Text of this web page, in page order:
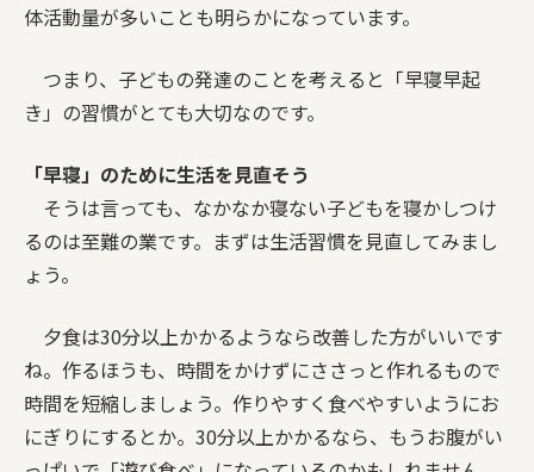
体活動量が多いことも明らかになっています。
つまり、子どもの発達のことを考えると「早寝早起
き」の習慣がとても大切なのです。
「早寝」のために生活を見直そう
そうは言っても、なかなか寝ない子どもを寝かしつけ
るのは至難の業です。まずは生活習慣を見直してみまし
ょう。
夕食は30分以上かかるようなら改善した方がいいです
ね。作るほうも、時間をかけずにささっと作れるもので
時間を短縮しましょう。作りやすく食べやすいようにお
にぎりにするとか。30分以上かかるなら、もうお腹がい